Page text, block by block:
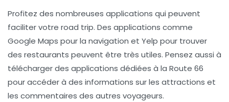
Profitez des nombreuses applications qui peuvent
faciliter votre road trip. Des applications comme
Google Maps pour la navigation et Yelp pour trouver
des restaurants peuvent être très utiles. Pensez aussi à
télécharger des applications dédiées à la Route 66
pour accéder à des informations sur les attractions et
les commentaires des autres voyageurs.